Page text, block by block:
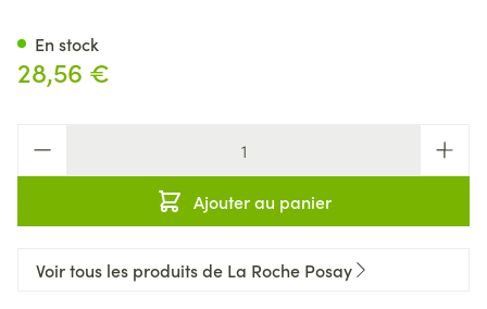
28,56 €
Ajouter au panier
En stock
Voir tous les produits de La Roche Posay